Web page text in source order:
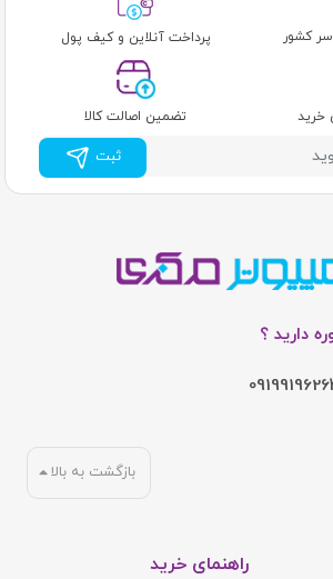
کشور پرداخت آنلاین و کیف پول
خرید تضمین اصالت کالا
ثبت
دارید ؟
راهنمای خرید
بازگشت به بالا